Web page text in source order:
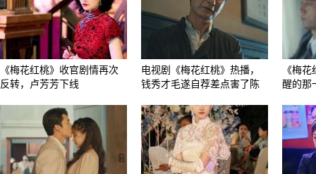
《梅花红桃》收官剧情再次
反转，卢芳芳下线
电视剧《梅花红桃》热播，
钱秀才毛遂自荐差点害了陈
《梅
醒的那